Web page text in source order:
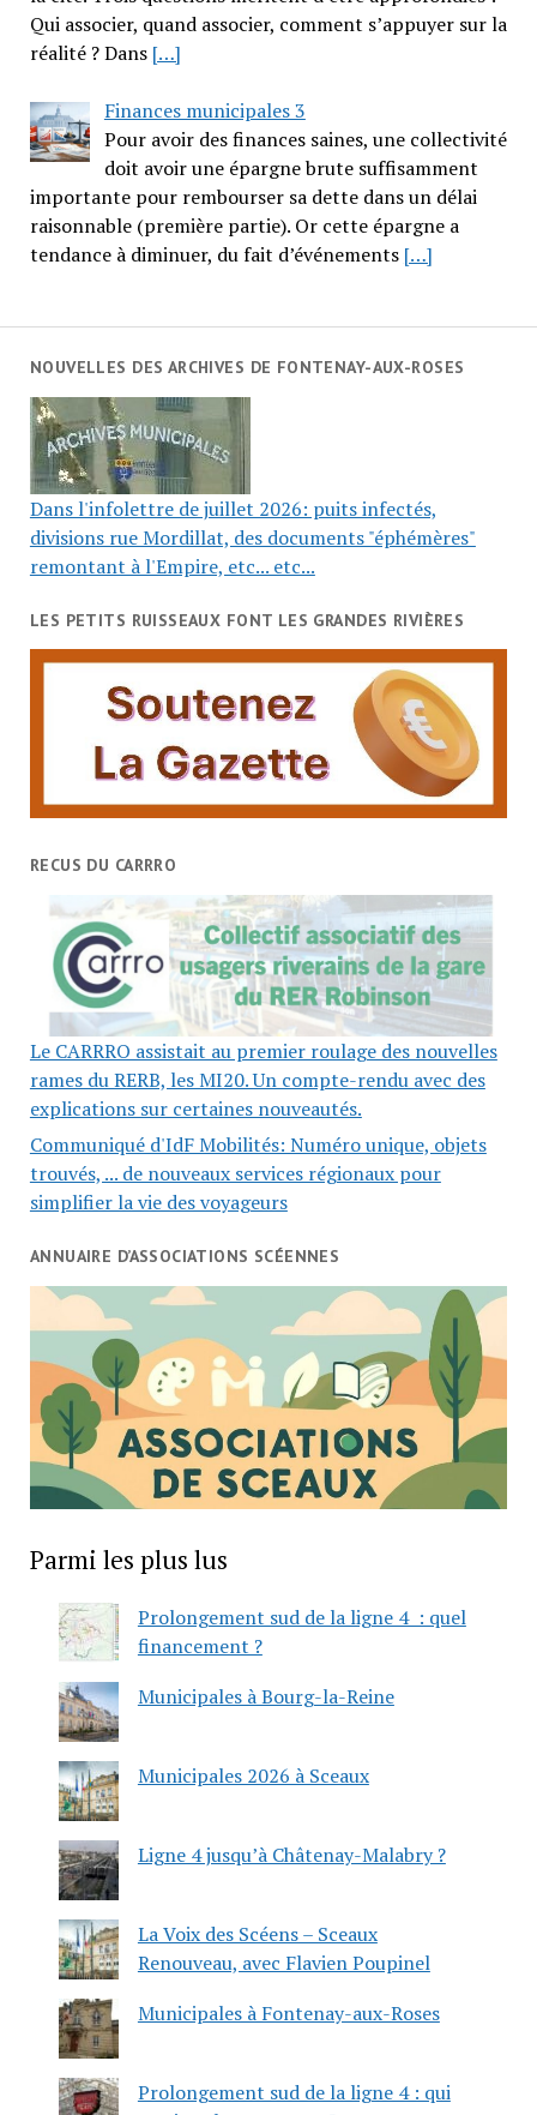
Qui associer, quand associer, comment s’appuyer sur la
réalité ? Dans […]
Finances municipales 3
Pour avoir des finances saines, une collectivité
doit avoir une épargne brute suffisamment
importante pour rembourser sa dette dans un délai
raisonnable (première partie). Or cette épargne a
tendance à diminuer, du fait d’événements […]
NOUVELLES DES ARCHIVES DE FONTENAY-AUX-ROSES
Dans l'infolettre de juillet 2026: puits infectés,
divisions rue Mordillat, des documents "éphémères"
remontant à l'Empire, etc... etc...
LES PETITS RUISSEAUX FONT LES GRANDES RIVIÈRES
RECUS DU CARRRO
Le CARRRO assistait au premier roulage des nouvelles
rames du RERB, les MI20. Un compte-rendu avec des
explications sur certaines nouveautés.
Communiqué d'IdF Mobilités: Numéro unique, objets
trouvés, ... de nouveaux services régionaux pour
simplifier la vie des voyageurs
ANNUAIRE D’ASSOCIATIONS SCÉENNES
Parmi les plus lus
Prolongement sud de la ligne 4 : quel
financement ?
Municipales à Bourg-la-Reine
Municipales 2026 à Sceaux
Ligne 4 jusqu’à Châtenay-Malabry ?
La Voix des Scéens – Sceaux
Renouveau, avec Flavien Poupinel
Municipales à Fontenay-aux-Roses
Prolongement sud de la ligne 4 : qui